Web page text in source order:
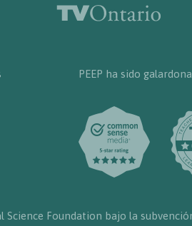
PEEP ha sido
Foundation bajo la